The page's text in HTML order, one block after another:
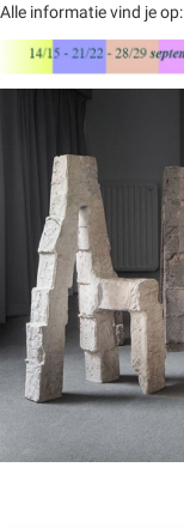
Alle informatie vind je op: